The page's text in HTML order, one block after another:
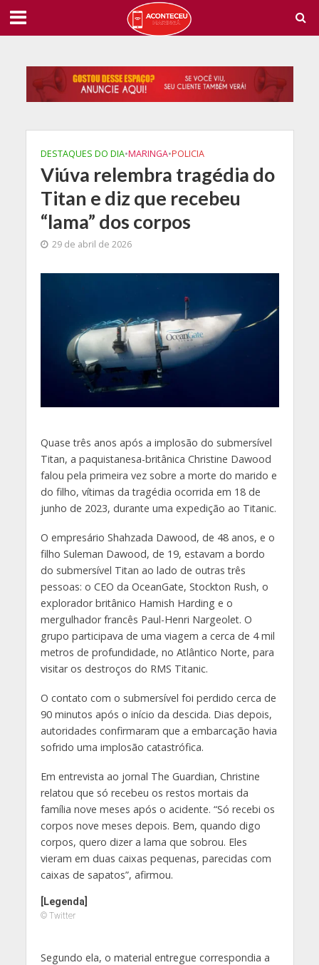
DESTAQUES DO DIA•MARINGA•POLICIA
Viúva relembra tragédia do
Titan e diz que recebeu
“lama” dos corpos
29 de abril de 2026
Quase três anos após a implosão do submersível
Titan, a paquistanesa-britânica Christine Dawood
falou pela primeira vez sobre a morte do marido e
do filho, vítimas da tragédia ocorrida em 18 de
junho de 2023, durante uma expedição ao Titanic.
O empresário Shahzada Dawood, de 48 anos, e o
filho Suleman Dawood, de 19, estavam a bordo
do submersível Titan ao lado de outras três
pessoas: o CEO da OceanGate, Stockton Rush, o
explorador britânico Hamish Harding e o
mergulhador francês Paul-Henri Nargeolet. O
grupo participava de uma viagem a cerca de 4 mil
metros de profundidade, no Atlântico Norte, para
visitar os destroços do RMS Titanic.
O contato com o submersível foi perdido cerca de
90 minutos após o início da descida. Dias depois,
autoridades confirmaram que a embarcação havia
sofrido uma implosão catastrófica.
Em entrevista ao jornal The Guardian, Christine
relatou que só recebeu os restos mortais da
família nove meses após o acidente. “Só recebi os
corpos nove meses depois. Bem, quando digo
corpos, quero dizer a lama que sobrou. Eles
vieram em duas caixas pequenas, parecidas com
caixas de sapatos”, afirmou.
[Legenda]
© Twitter
Segundo ela, o material entregue correspondia a